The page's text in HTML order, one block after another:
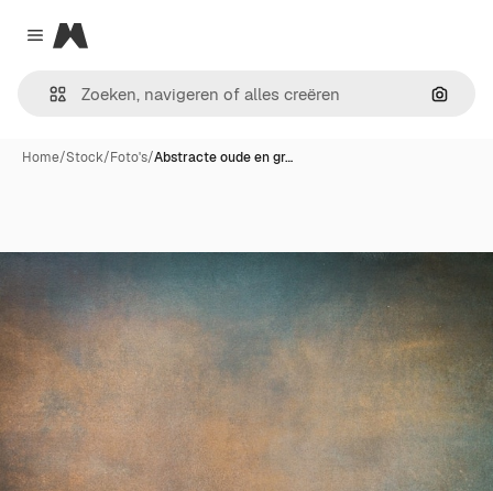
Close menu
Magnific
Home/Stock/Foto's/Abstracte oude en gr…